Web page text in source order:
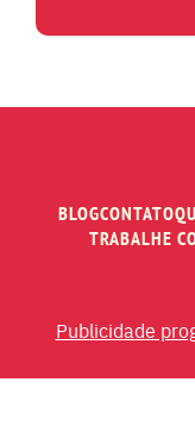
BLOGCONTATO
TRABALHE
Publicidade